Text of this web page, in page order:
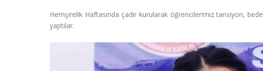
Hemşirelik Haftasında çadır kurularak öğrencilerimiz tansiyon,
yaptılar.